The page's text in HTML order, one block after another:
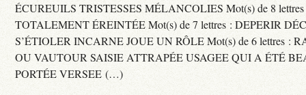
ÉCUREUILS TRISTESSES MÉLANCOLIES Mot(s) de 8
TOTALEMENT ÉREINTÉE Mot(s) de 7 lettres : DEPERIR
S’ÉTIOLER INCARNE JOUE UN RÔLE Mot(s) de 6 lettres :
OU VAUTOUR SAISIE ATTRAPÉE USAGEE QUI A ÉTÉ
PORTÉE VERSEE (…)